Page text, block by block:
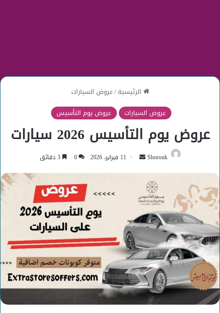
الرئيسية/عروض السيارات
عروض السيارات
عروض يوم التأسيس
عروض يوم التأسيس 2026 سيارات
Shorouk
أرسل 11 فبراير، 2026 0 3 دقائق